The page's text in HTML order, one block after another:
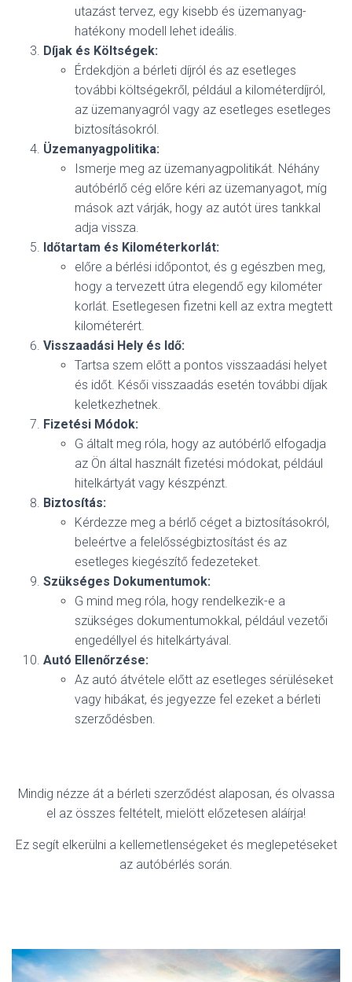
utazást tervez, egy kisebb és üzemanyag-
hatékony modell lehet ideális.
Díjak és Költségek:
Érdekdjön a bérleti díjról és az esetleges
további költségekről, például a kilométerdíjról,
az üzemanyagról vagy az esetleges esetleges
biztosításokról.
Üzemanyagpolitika:
Ismerje meg az üzemanyagpolitikát. Néhány
autóbérlő cég előre kéri az üzemanyagot, míg
mások azt várják, hogy az autót üres tankkal
adja vissza.
Időtartam és Kilométerkorlát:
előre a bérlési időpontot, és g egészben meg,
hogy a tervezett útra elegendő egy kilométer
korlát. Esetlegesen fizetni kell az extra megtett
kilométerért.
Visszaadási Hely és Idő:
Tartsa szem előtt a pontos visszaadási helyet
és időt. Késői visszaadás esetén további díjak
keletkezhetnek.
Fizetési Módok:
G általt meg róla, hogy az autóbérlő elfogadja
az Ön által használt fizetési módokat, például
hitelkártyát vagy készpénzt.
Biztosítás:
Kérdezze meg a bérlő céget a biztosításokról,
beleértve a felelősségbiztosítást és az
esetleges kiegészítő fedezeteket.
Szükséges Dokumentumok:
G mind meg róla, hogy rendelkezik-e a
szükséges dokumentumokkal, például vezetői
engedéllyel és hitelkártyával.
Autó Ellenőrzése:
Az autó átvétele előtt az esetleges sérüléseket
vagy hibákat, és jegyezze fel ezeket a bérleti
szerződésben.
Mindig nézze át a bérleti szerződést alaposan, és olvassa
el az összes feltételt, mielött előzetesen aláírja!
Ez segít elkerülni a kellemetlenségeket és meglepetéseket
az autóbérlés során.